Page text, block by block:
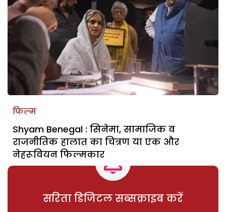
फिल्म
Shyam Benegal : सिनेमा, सामाजिक व
राजनीतिक हालात का चित्रण या एक और
नेहरूवियन फिल्मकार
सरिता डिजिटल सब्सक्राइब करें